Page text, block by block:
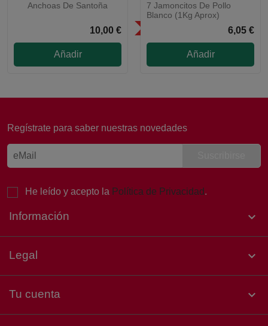
Anchoas De Santoña
10,00 €
Añadir
7 Jamoncitos De Pollo
Blanco (1Kg Aprox)
6,05 €
Añadir
Regístrate para saber nuestras novedades
He leído y acepto la Política de Privacidad.
Información 
Legal 
Tu cuenta 
¡Buenos días! 👋 Soy Laura, de
necesitas hoy?